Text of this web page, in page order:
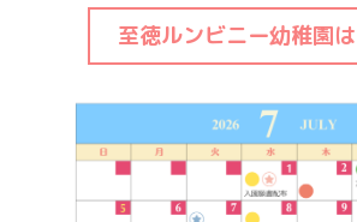
至徳ルンビニー幼稚園